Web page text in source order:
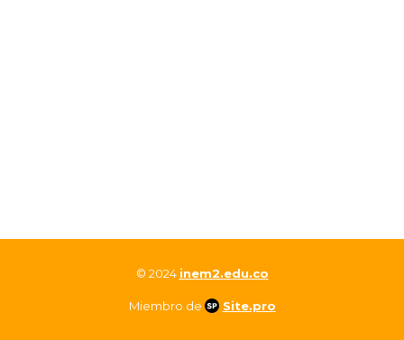
© 2024 inem2.edu.co
Miembro de Site.pro